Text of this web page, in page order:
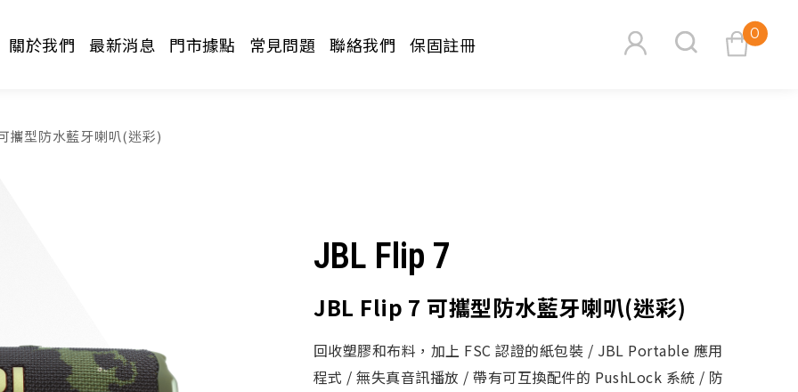
0
搜尋
關於我們 最新消息 門市據點 常見問題 聯絡我們 保固註冊
攜型防水藍牙喇叭(迷彩)
JBL Flip 7
JBL Flip 7 可攜型防水藍牙喇叭(迷彩)
回收塑膠和布料，加上 FSC 認證的紙包裝 / JBL Portable 應用
程式 / 無失真音訊播放 / 帶有可互換配件的 PushLock 系統 / 防